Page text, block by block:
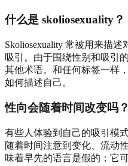
什么是 skoliosexuality？
Skoliosexuality 常被用来描
吸引。由于围绕性别和吸引
其他术语。和任何标签一样
如何描述自己。
性向会随着时间改变吗？
有些人体验到自己的吸引模
随着时间注意到变化、流动
味着早先的语言是假的；它